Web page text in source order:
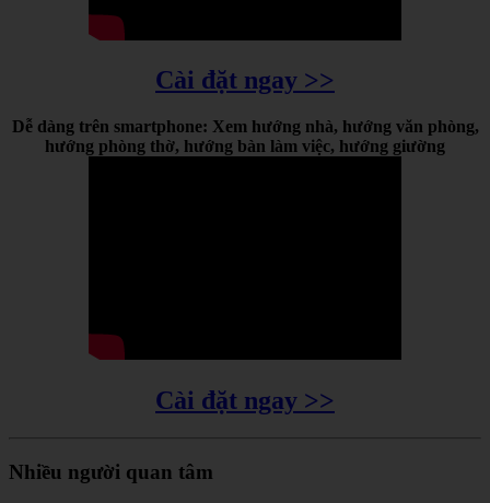
Cài đặt ngay >>
Dễ dàng trên smartphone: Xem hướng nhà, hướng văn phòng,
hướng phòng thờ, hướng bàn làm việc, hướng giường
Cài đặt ngay >>
Nhiều người quan tâm